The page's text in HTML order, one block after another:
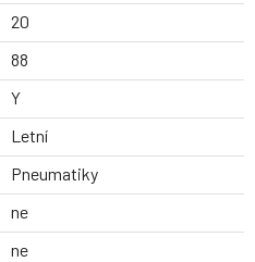
20
88
Y
Letní
Pneumatiky
ne
ne